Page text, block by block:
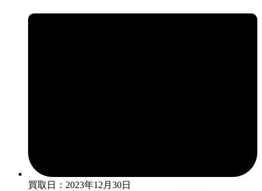
買取日：2023年12月30日